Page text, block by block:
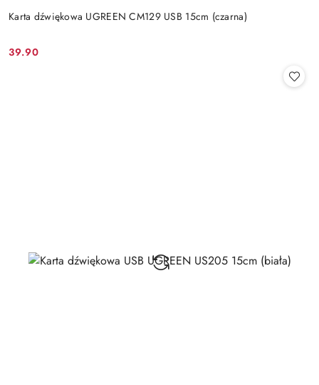
Karta dźwiękowa UGREEN CM129 USB 15cm (czarna)
Cena:
39.90